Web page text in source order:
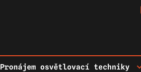
Pronájem osvětlovací techniky